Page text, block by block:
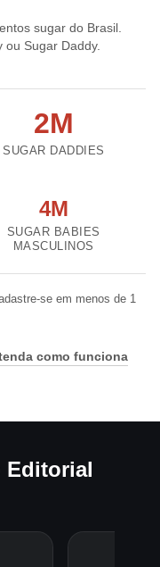
sugar do Brasil.
ou Sugar Daddy.
2M
SUGAR DADDIES
4M
SUGAR BABIES
MASCULINOS
se em menos de 1
como funciona
Editorial